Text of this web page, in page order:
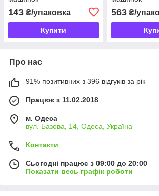
143 ₴/упаковка
Купити
563₴/
Про нас
91% позитивних з 396 відгуків за рік
Працює з 11.02.2018
м. Одеса
вул. Базова, 14, Одеса, Україна
Контакти
Сьогодні працює з 09:00 до 20:00
Показати весь графік роботи